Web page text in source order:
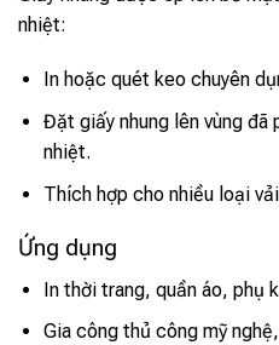
nhiệt:
In hoặc quét keo chuyên
Đặt giấy nhung lên vùng đã
nhiệt.
Thích hợp cho nhiều loại
Ứng dụng
In thời trang, quần áo, phụ
Gia công thủ công mỹ